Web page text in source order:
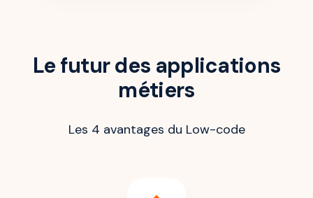
Le futur des applications
métiers
Les 4 avantages du Low-code